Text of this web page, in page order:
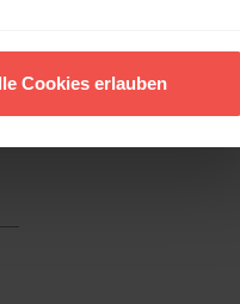
Cookies erlauben